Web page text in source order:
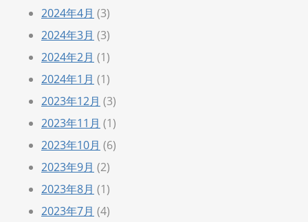
2024年4月 (3)
2024年3月 (3)
2024年2月 (1)
2024年1月 (1)
2023年12月 (3)
2023年11月 (1)
2023年10月 (6)
2023年9月 (2)
2023年8月 (1)
2023年7月 (4)